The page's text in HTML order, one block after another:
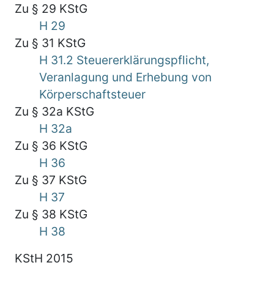
Zu § 29 KStG
H 29
Zu § 31 KStG
H 31.2 Steuererklärungspflicht,
Veranlagung und Erhebung von
Körperschaftsteuer
Zu § 32a KStG
H 32a
Zu § 36 KStG
H 36
Zu § 37 KStG
H 37
Zu § 38 KStG
H 38
KStH 2015